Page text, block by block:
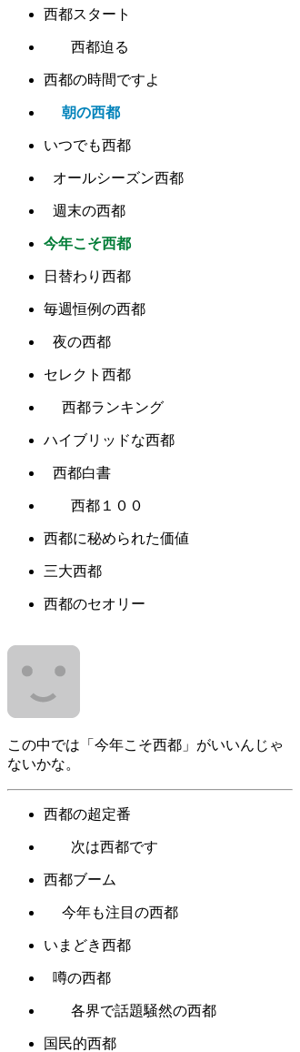
西都スタート
西都迫る
西都の時間ですよ
朝の西都
いつでも西都
オールシーズン西都
週末の西都
今年こそ西都
日替わり西都
毎週恒例の西都
夜の西都
セレクト西都
西都ランキング
ハイブリッドな西都
西都白書
西都１００
西都に秘められた価値
三大西都
西都のセオリー
この中では「今年こそ西都」がいいんじゃ
ないかな。
西都の超定番
次は西都です
西都ブーム
今年も注目の西都
いまどき西都
噂の西都
各界で話題騒然の西都
国民的西都